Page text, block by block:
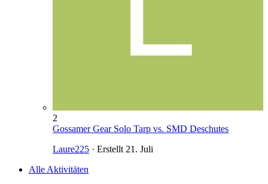
2
Gossamer Gear Solo Tarp vs. SMD Deschutes
Laure225 · Erstellt 21. Juli
Alle Aktivitäten